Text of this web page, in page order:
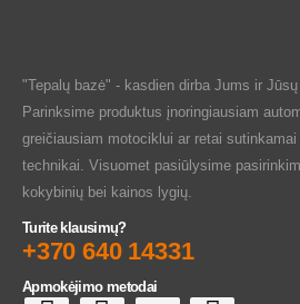
"Tepalų bazė" - kasdien dirba Jums ir
Parinksime produktus įnoringiausiam
greičiausiam motociklui ar retai sutinkamai
technikai. Visuomet pasiūlysime
kokybinių bei kainos lygių.
Turite klausimų?
+370 640 14331
Apmokėjimo metodai